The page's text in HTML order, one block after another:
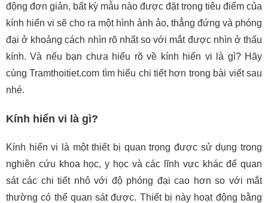
động đơn giản, bất kỳ mẫu nào được đặt trong tiêu điểm của
kính hiển vi sẽ cho ra một hình ảnh ảo, thẳng đứng và phóng
đại ở khoảng cách nhìn rõ nhất so với mắt được nhìn ở thấu
kính. Và nếu bạn chưa hiểu rõ về kính hiển vi là gì? Hãy
cùng Tramthoitiet.com tìm hiểu chi tiết hơn trong bài viết sau
nhé.
Kính hiển vi là gì?
Kính hiển vi là một thiết bị quan trọng được sử dụng trong
nghiên cứu khoa học, y học và các lĩnh vực khác để quan
sát các chi tiết nhỏ với độ phóng đại cao hơn so với mắt
thường có thể quan sát được. Thiết bị này hoạt động bằng